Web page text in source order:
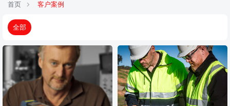
首页 客户案例
全部